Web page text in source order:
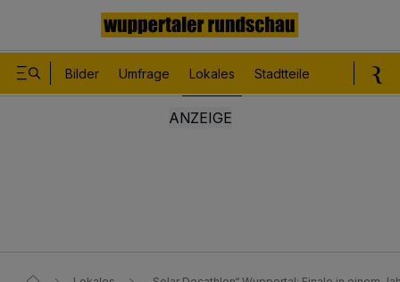
Bilder Umfrage Lokales Stadtteile